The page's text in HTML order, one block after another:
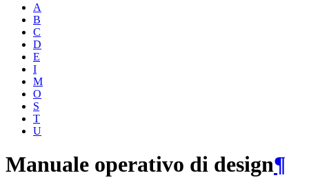
A
B
C
D
E
I
M
O
S
T
U
Manuale operativo di design¶